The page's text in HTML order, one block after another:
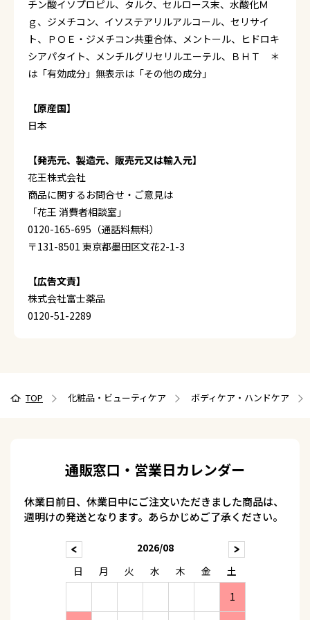
チン酸イソプロピル、タルク、セルロース末、水酸化Ｍ
ｇ、ジメチコン、イソステアリルアルコール、セリサイ
ト、ＰＯＥ・ジメチコン共重合体、メントール、ヒドロキ
シアパタイト、メンチルグリセリルエーテル、ＢＨＴ ＊
は「有効成分」無表示は「その他の成分」
【原産国】
日本
【発売元、製造元、販売元又は輸入元】
花王株式会社
商品に関するお問合せ・ご意見は
「花王 消費者相談室」
0120-165-695（通話料無料）
〒131-8501 東京都墨田区文花2-1-3
【広告文責】
株式会社富士薬品
0120-51-2289
TOP 化粧品・ビューティケア ボディケア・ハンドケア
通販窓口・営業日カレンダー
休業日前日、休業日中にご注文いただきました商品は、
週明けの発送となります。あらかじめご了承ください。
2026/08
日
月 火 水 木 金
土
1